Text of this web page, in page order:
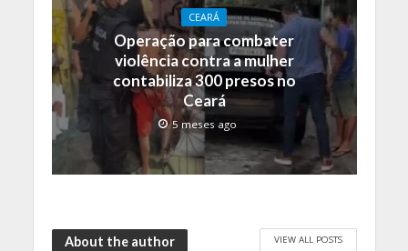
CEARÁ
Operação para combater
violência contra a mulher
contabiliza 300 presos no
Ceará
5 meses ago
About the author VIEW ALL POSTS